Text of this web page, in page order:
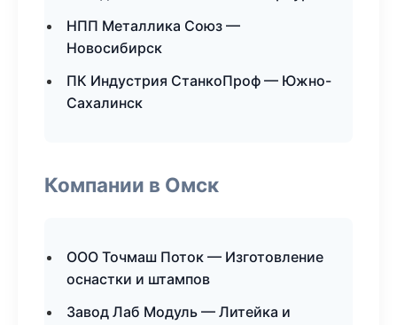
НПП Металлика Союз —
Новосибирск
ПК Индустрия СтанкоПроф — Южно-
Сахалинск
Компании в Омск
ООО Точмаш Поток — Изготовление
оснастки и штампов
Завод Лаб Модуль — Литейка и